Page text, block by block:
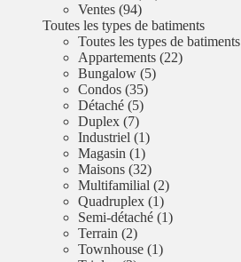
Ventes (94)
Toutes les types de batiments
Toutes les types de batiments
Appartements (22)
Bungalow (5)
Condos (35)
Détaché (5)
Duplex (7)
Industriel (1)
Magasin (1)
Maisons (32)
Multifamilial (2)
Quadruplex (1)
Semi-détaché (1)
Terrain (2)
Townhouse (1)